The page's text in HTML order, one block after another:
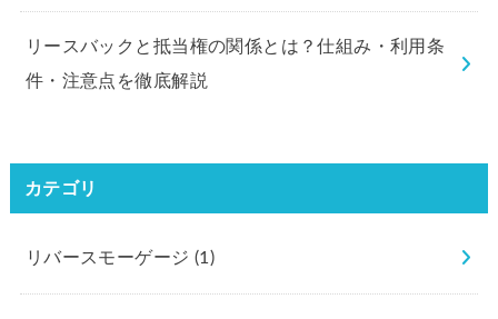
リースバックと抵当権の関係とは？仕組み・利用条
件・注意点を徹底解説
カテゴリ
リバースモーゲージ (1)